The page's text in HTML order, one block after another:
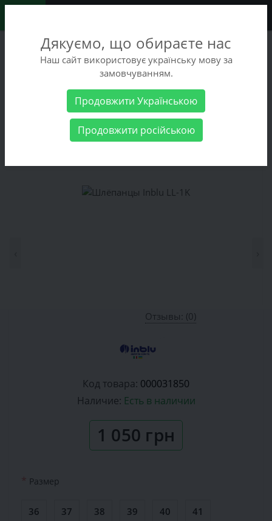
+38 (068) 486-90-09
+38 (093) 486-90-09
Женские товары Женская обувь Шлёпанцы Inblu LL-1K
Шлёпанцы Inblu LL-1K
Отзывы: (0)
Код товара: 000031850
Наличие: Есть в наличии
1 050 грн
* Размер
36 37 38 39 40 41
Дякуємо, що обираєте нас
Наш сайт використовує українську мову за
замовчуванням.
Продовжити Українською
Продовжити російською